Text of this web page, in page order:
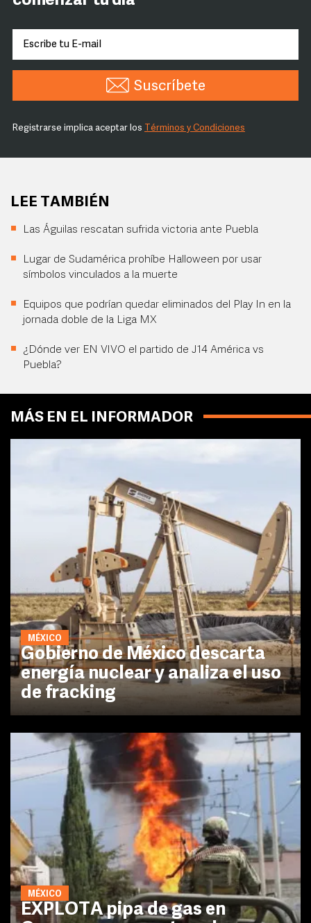
Suscríbete
Registrarse implica aceptar los Términos y Condiciones
LEE TAMBIÉN
Las Águilas rescatan sufrida victoria ante Puebla
Lugar de Sudamérica prohíbe Halloween por usar
símbolos vinculados a la muerte
Equipos que podrían quedar eliminados del Play In en la
jornada doble de la Liga MX
¿Dónde ver EN VIVO el partido de J14 América vs
Puebla?
MÁS EN EL INFORMADOR
MÉXICO
Gobierno de México descarta
energía nuclear y analiza el uso
de fracking
MÉXICO
EXPLOTA pipa de gas en